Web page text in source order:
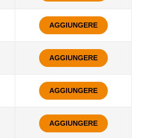
AGGIUNGERE
AGGIUNGERE
AGGIUNGERE
AGGIUNGERE